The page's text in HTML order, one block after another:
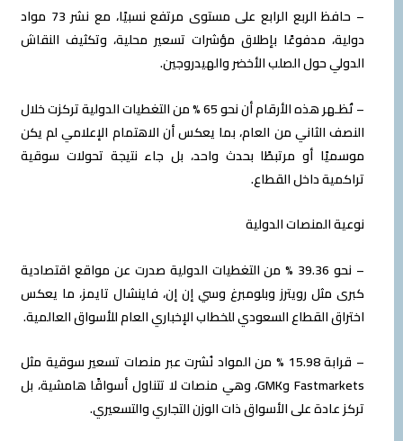
– حافظ الربع الرابع على مستوى مرتفع نسبيًا، مع نشر 73 مواد
دولية، مدفوعًا بإطلاق مؤشرات تسعير محلية، وتكثيف النقاش
الدولي حول الصلب الأخضر والهيدروجين.
– تُظـهر هذه الأرقام أن نحو 65 % من التغطيات الدولية تركزت خلال
النصف الثاني من العام، بما يعكس أن الاهتمام الإعلامي لم يكن
موسميًا أو مرتبطًا بحدث واحد، بل جاء نتيجة تحولات سوقية
تراكمية داخل القطاع.
نوعية المنصات الدولية
– نحو 39.36 % من التغطيات الدولية صدرت عن مواقع اقتصادية
كبرى مثل رويترز وبلومبرغ وسي إن إن، فاينشال تايمز، ما يعكس
اختراق القطاع السعودي للخطاب الإخباري العام للأسواق العالمية.
– قرابة 15.98 % من المواد نُشرت عبر منصات تسعير سوقية مثل
Fastmarkets وGMK، وهي منصات لا تتناول أسواقًا هامشية، بل
تركز عادة على الأسواق ذات الوزن التجاري والتسعيري.